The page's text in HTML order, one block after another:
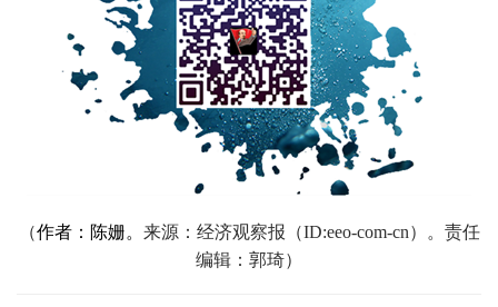
（作者：陈姗。 来源：经济观察报（ID:eeo-com-cn）。责任
编辑：郭琦）